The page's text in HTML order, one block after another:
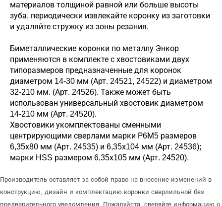
материалов толщиной равной или больше высоты
зуба, периодически извлекайте коронку из заготовки
и удаляйте стружку из зоны резания.
Биметаллические коронки по металлу Энкор
применяются в комплекте с хвостовиками двух
типоразмеров предназначенные для коронок
диаметром 14-30 мм (Арт. 24521, 24522) и диаметром
32-210 мм. (Арт. 24526). Также может быть
использован универсальный хвостовик диаметром
14-210 мм (Арт. 24520).
Хвостовики укомплектованы сменными
центрирующими сверлами марки Р6М5 размеров
6,35х80 мм (Арт. 24535) и 6,35х104 мм (Арт. 24536);
марки HSS размером 6,35х105 мм (Арт. 24520).
Производитель оставляет за собой право на внесение изменений в
конструкцию, дизайн и комплектацию коронки сверлильной без
предварительного уведомления. Пожалуйста, сверяйте информацию о